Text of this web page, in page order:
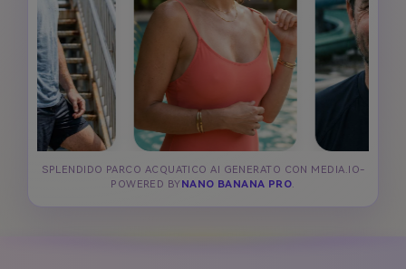
SPLENDIDO PARCO ACQUATICO AI GENERATO CON MEDIA.IO-
POWERED BY NANO BANANA PRO.